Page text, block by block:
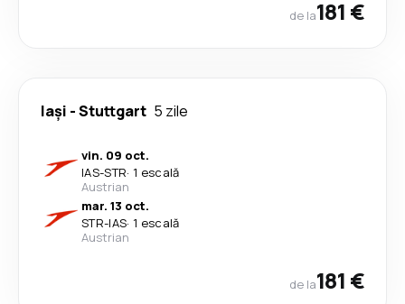
de la181 €
Iași -Stuttgart 5 zile
vin. 09 oct.
IAS-STR· 1 escală
Austrian
mar. 13 oct.
STR-IAS· 1 escală
Austrian
de la181 €